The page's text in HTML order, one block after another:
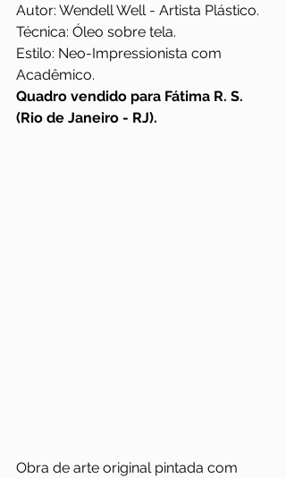
Autor: Wendell Well - Artista Plástico.
Técnica: Óleo sobre tela.
Estilo: Neo-Impressionista com
Acadêmico.
Quadro vendido para Fátima R. S.
(Rio de Janeiro - RJ).
Obra de arte original pintada com